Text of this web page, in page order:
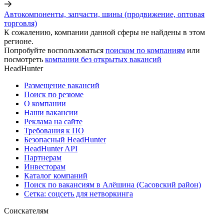
Автокомпоненты, запчасти, шины (продвижение, оптовая
торговля)
К сожалению, компании данной сферы не найдены в этом
регионе.
Попробуйте воспользоваться поиском по компаниям или
посмотреть компании без открытых вакансий
HeadHunter
Размещение вакансий
Поиск по резюме
О компании
Наши вакансии
Реклама на сайте
Требования к ПО
Безопасный HeadHunter
HeadHunter API
Партнерам
Инвесторам
Каталог компаний
Поиск по вакансиям в Алёшина (Сасовский район)
Сетка: соцсеть для нетворкинга
Соискателям